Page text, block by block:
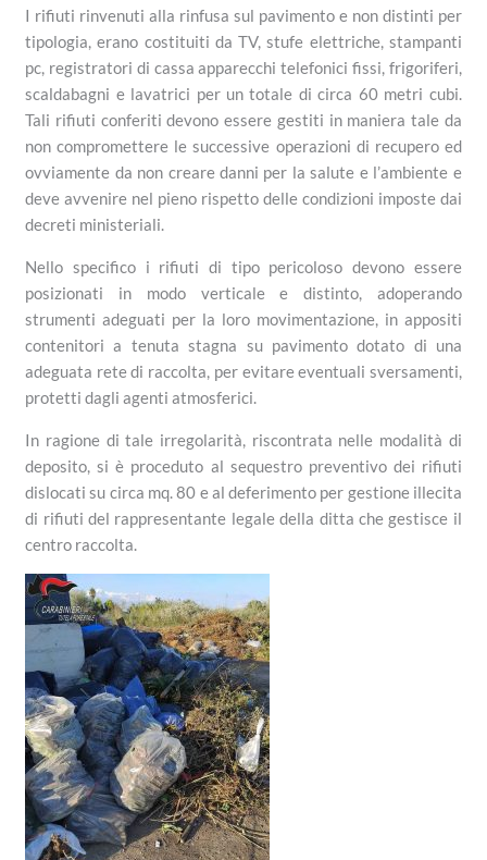
I rifiuti rinvenuti alla rinfusa sul pavimento e non distinti per
tipologia, erano costituiti da TV, stufe elettriche, stampanti
pc, registratori di cassa apparecchi telefonici fissi, frigoriferi,
scaldabagni e lavatrici per un totale di circa 60 metri cubi.
Tali rifiuti conferiti devono essere gestiti in maniera tale da
non compromettere le successive operazioni di recupero ed
ovviamente da non creare danni per la salute e l’ambiente e
deve avvenire nel pieno rispetto delle condizioni imposte dai
decreti ministeriali.
Nello specifico i rifiuti di tipo pericoloso devono essere
posizionati in modo verticale e distinto, adoperando
strumenti adeguati per la loro movimentazione, in appositi
contenitori a tenuta stagna su pavimento dotato di una
adeguata rete di raccolta, per evitare eventuali sversamenti,
protetti dagli agenti atmosferici.
In ragione di tale irregolarità, riscontrata nelle modalità di
deposito, si è proceduto al sequestro preventivo dei rifiuti
dislocati su circa mq. 80 e al deferimento per gestione illecita
di rifiuti del rappresentante legale della ditta che gestisce il
centro raccolta.